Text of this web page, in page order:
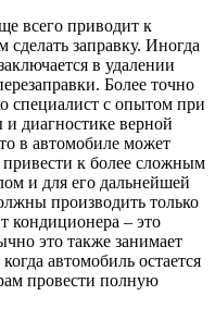
всего приводит к
заправку. Иногда
в удалении
Более точно
специалист с опытом при
диагностике верной
в автомобиле может
привести к более сложным
и для его дальнейшей
производить только
кондиционера – это
это также занимает
автомобиль остается
провести полную